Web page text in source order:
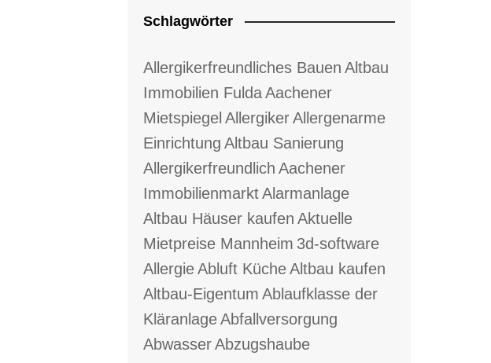
Schlagwörter
Allergikerfreundliches Bauen Altbau
Immobilien FuldaAachener
Mietspiegel AllergikerAllergenarme
Einrichtung Altbau Sanierung
Allergikerfreundlich Aachener
ImmobilienmarktAlarmanlage
Altbau Häuser kaufen Aktuelle
Mietpreise Mannheim 3d-software
AllergieAbluft KücheAltbau kaufen
Altbau-Eigentum Ablaufklasse der
KläranlageAbfallversorgung
AbwasserAbzugshaube